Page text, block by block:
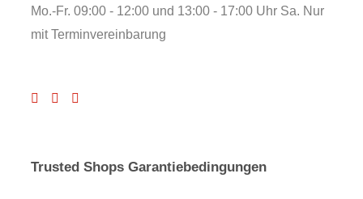
Mo.-Fr. 09:00 - 12:00 und 13:00 - 17:00 Uhr Sa. Nur
mit Terminvereinbarung
Trusted Shops Garantiebedingungen